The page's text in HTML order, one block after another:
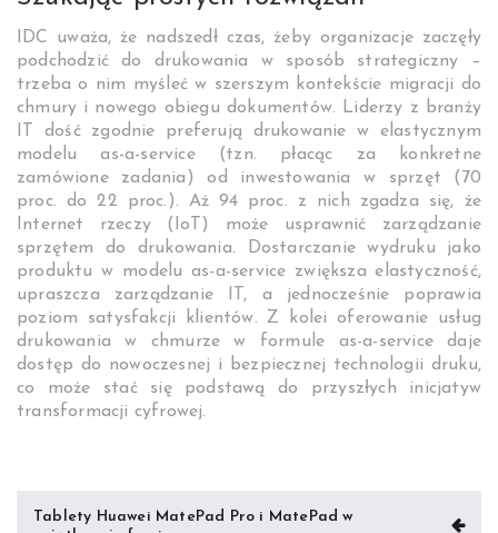
IDC uważa, że nadszedł czas, żeby organizacje zaczęły
podchodzić do drukowania w sposób strategiczny –
trzeba o nim myśleć w szerszym kontekście migracji do
chmury i nowego obiegu dokumentów. Liderzy z branży
IT dość zgodnie preferują drukowanie w elastycznym
modelu as-a-service (tzn. płacąc za konkretne
zamówione zadania) od inwestowania w sprzęt (70
proc. do 22 proc.). Aż 94 proc. z nich zgadza się, że
Internet rzeczy (IoT) może usprawnić zarządzanie
sprzętem do drukowania. Dostarczanie wydruku jako
produktu w modelu as-a-service zwiększa elastyczność,
upraszcza zarządzanie IT, a jednocześnie poprawia
poziom satysfakcji klientów. Z kolei oferowanie usług
drukowania w chmurze w formule as-a-service daje
dostęp do nowoczesnej i bezpiecznej technologii druku,
co może stać się podstawą do przyszłych inicjatyw
transformacji cyfrowej.
Nawigacja
Tablety Huawei MatePad Pro i MatePad w